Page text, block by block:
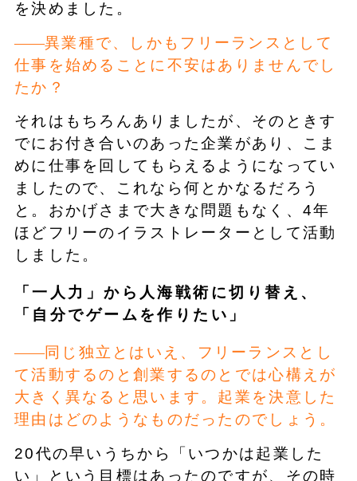
を決めました。
異業種で、しかもフリーランスとして
仕事を始めることに不安はありませんでし
たか？
それはもちろんありましたが、そのときす
でにお付き合いのあった企業があり、こま
めに仕事を回してもらえるようになってい
ましたので、これなら何とかなるだろう
と。おかげさまで大きな問題もなく、4年
ほどフリーのイラストレーターとして活動
しました。
「一人力」から人海戦術に切り替え、
「自分でゲームを作りたい」
同じ独立とはいえ、フリーランスとし
て活動するのと創業するのとでは心構えが
大きく異なると思います。起業を決意した
理由はどのようなものだったのでしょう。
20代の早いうちから「いつかは起業した
い」という目標はあったのですが、その時